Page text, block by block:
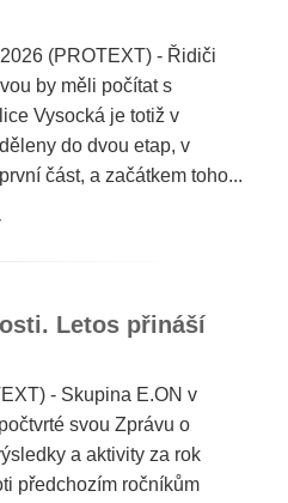
(PROTEXT) - Řidiči
by měli počítat s
Vysocká je totiž v
do dvou etap, v
část, a začátkem toho...
Letos přináší
- Skupina E.ON v
svou Zprávu o
a aktivity za rok
předchozím ročníkům